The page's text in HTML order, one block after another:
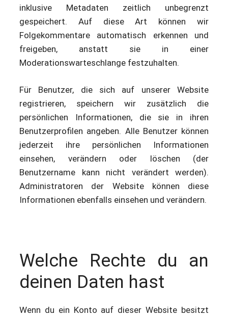
inklusive Metadaten zeitlich unbegrenzt
gespeichert. Auf diese Art können wir
Folgekommentare automatisch erkennen und
freigeben, anstatt sie in einer
Moderationswarteschlange festzuhalten.
Für Benutzer, die sich auf unserer Website
registrieren, speichern wir zusätzlich die
persönlichen Informationen, die sie in ihren
Benutzerprofilen angeben. Alle Benutzer können
jederzeit ihre persönlichen Informationen
einsehen, verändern oder löschen (der
Benutzername kann nicht verändert werden).
Administratoren der Website können diese
Informationen ebenfalls einsehen und verändern.
Welche Rechte du an
deinen Daten hast
Wenn du ein Konto auf dieser Website besitzt